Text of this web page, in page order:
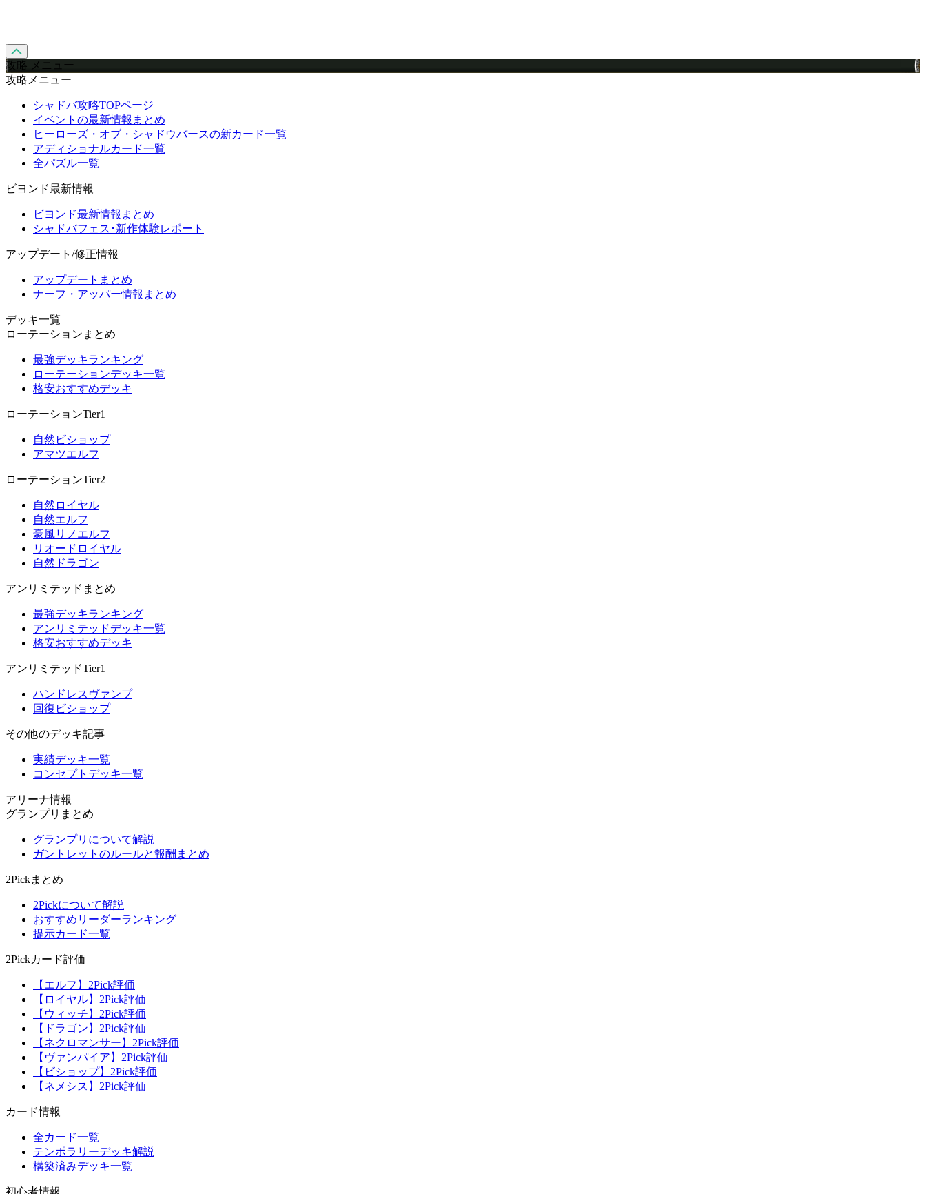
攻略 メニュー
攻略メニュー
シャドバ攻略TOPページ
イベントの最新情報まとめ
ヒーローズ・オブ・シャドウバースの新カード一覧
アディショナルカード一覧
全パズル一覧
ビヨンド最新情報
ビヨンド最新情報まとめ
シャドバフェス･新作体験レポート
アップデート/修正情報
アップデートまとめ
ナーフ・アッパー情報まとめ
デッキ一覧
ローテーションまとめ
最強デッキランキング
ローテーションデッキ一覧
格安おすすめデッキ
ローテーションTier1
自然ビショップ
アマツエルフ
ローテーションTier2
自然ロイヤル
自然エルフ
豪風リノエルフ
リオードロイヤル
自然ドラゴン
アンリミテッドまとめ
最強デッキランキング
アンリミテッドデッキ一覧
格安おすすめデッキ
アンリミテッドTier1
ハンドレスヴァンプ
回復ビショップ
その他のデッキ記事
実績デッキ一覧
コンセプトデッキ一覧
アリーナ情報
グランプリまとめ
グランプリについて解説
ガントレットのルールと報酬まとめ
2Pickまとめ
2Pickについて解説
おすすめリーダーランキング
提示カード一覧
2Pickカード評価
【エルフ】2Pick評価
【ロイヤル】2Pick評価
【ウィッチ】2Pick評価
【ドラゴン】2Pick評価
【ネクロマンサー】2Pick評価
【ヴァンパイア】2Pick評価
【ビショップ】2Pick評価
【ネメシス】2Pick評価
カード情報
全カード一覧
テンポラリーデッキ解説
構築済みデッキ一覧
初心者情報